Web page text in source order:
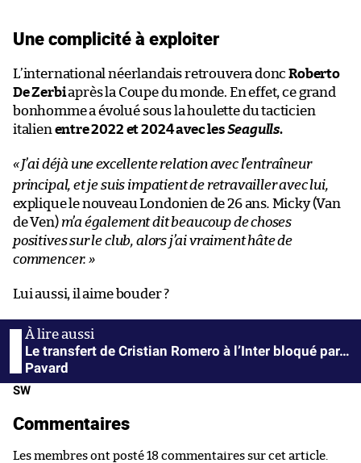
Une complicité à exploiter
L’international néerlandais retrouvera doncRoberto
De Zerbiaprès la Coupe du monde. En effet, ce grand
bonhomme a évolué sous la houlette du tacticien
italien entre 2022 et 2024 avec lesSeagulls.
«J’ai déjà une excellente relation avec l’entraîneur
principal, et je suis impatient de retravailler avec lui,
explique le nouveau Londonien de 26 ans. Micky (Van
de Ven)m’a également dit beaucoup de choses
positives sur le club, alors j’ai vraiment hâte de
commencer. »
Lui aussi, il aime bouder ?
Le transfert de Cristian Romero à l’Inter bloqué par…
Pavard
SW
Commentaires
Les membres ont posté 18 commentaires sur cet article.